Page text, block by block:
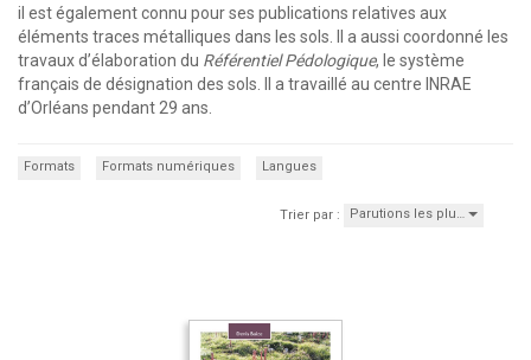
il est également connu pour ses publications relatives aux
éléments traces métalliques dans les sols. Il a aussi coordonné les
travaux d’élaboration du Référentiel Pédologique, le système
français de désignation des sols. Il a travaillé au centre INRAE
d’Orléans pendant 29 ans.
Formats Formats numériques Langues
Trier par : Parutions les plu…